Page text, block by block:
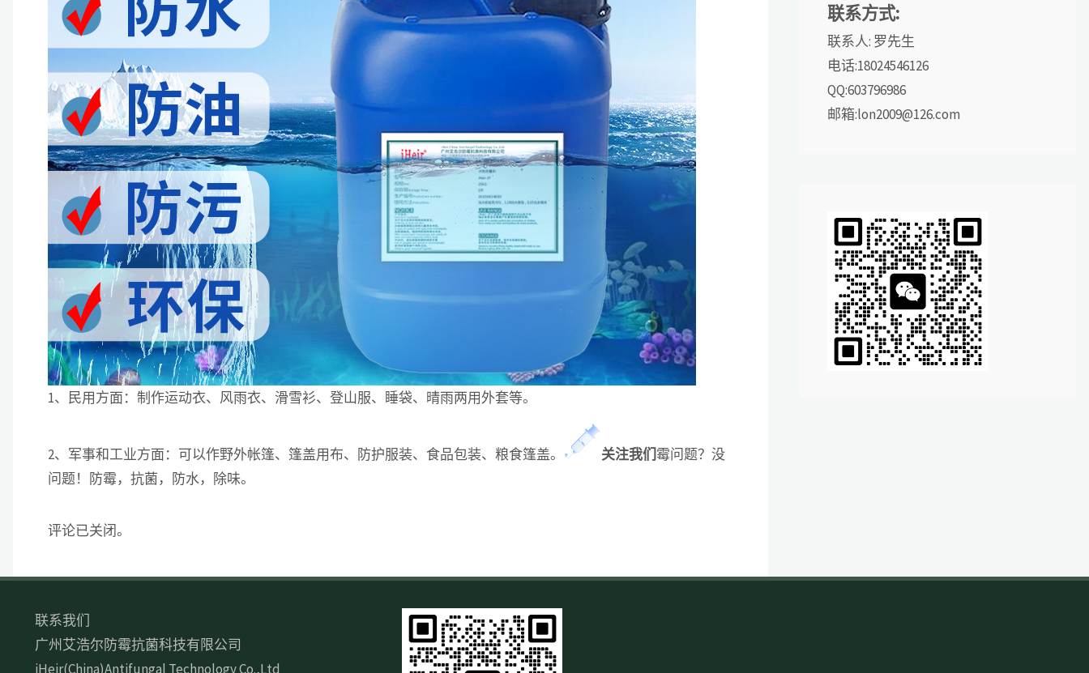
1、民用方面：制作运动衣、风雨衣、滑雪衫、登山服、睡袋、晴雨两用外套等。
2、军事和工业方面：可以作野外帐篷、篷盖用布、防护服装、食品包装、粮食篷盖。 关注我们霉问题？没
问题！防霉，抗菌，防水，除味。
评论已关闭。
联系方式:
联系人: 罗先生
电话:18024546126
QQ:603796986
邮箱:lon2009@126.com
联系我们
广州艾浩尔防霉抗菌科技有限公司
iHeir(China)Antifungal Technology Co.,Ltd